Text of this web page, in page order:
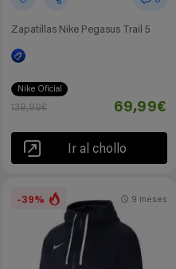
Zapatillas Nike Pegasus Trail 5
Nike Oficial
139,99€ 69,99€
Ir al chollo
-39% 9 meses